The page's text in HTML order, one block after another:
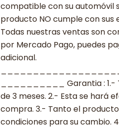
compatible con su automóvil
producto NO cumple con sus
Todas nuestras ventas son
por Mercado Pago, puedes
adicional.
__________ Garantia : 1.-
de 3 meses. 2.- Esta se hará
compra. 3.- Tanto el
condiciones para su cambio.